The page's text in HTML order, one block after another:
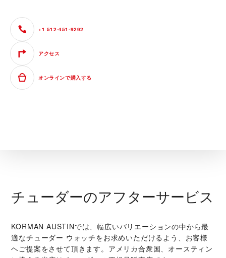
+1 512-451-9292
アクセス
オンラインで購入する
チューダーのアフターサービス
‭KORMAN AUSTIN‬では、幅広いバリエーションの中から最
適なチューダー ウォッチをお求めいただけるよう、お客様
ヘご提案をさせて頂きます。アメリカ合衆国、オースティン